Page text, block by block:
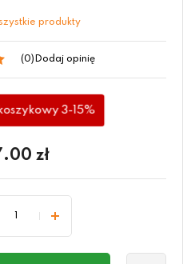
produkty
(0) Dodaj opinię
3-15%
zł